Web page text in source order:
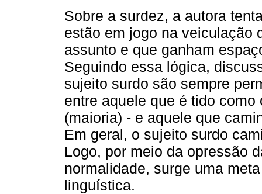
Sobre a surdez, a autora
estão em jogo na veiculação
assunto e que ganham
Seguindo essa lógica,
sujeito surdo são sempre
entre aquele que é tido
(maioria) - e aquele que
Em geral, o sujeito surdo
Logo, por meio da opressão
normalidade, surge uma
linguística.